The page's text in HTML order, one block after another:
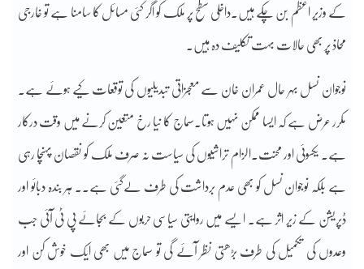
کے وزیر اعظم بن چکے ہیں۔داخلی سطح پر ملک کو اگر کئی مسائل کا سامنا ہے تو خارجی
محاذ پر بھی حالات بہت تکلیف دہ ہیں۔
نوجوان نسل بہر حال عمران خان سے معجزاتی تبدیلیوں کی توقعات کیے ہوئے ہے۔
مکرر عرض ہے کہ ایسا ممکن نہیں ہوتا۔سماج کا نیا رخ متعین کرنے میں وقت درکار
ہے۔ یکسوئی اور محنت۔الزام تراشیوں کی سیاست نہ صرف ملک کو نقصان پہنچا رہی
ہے بلکہ نوجوان نسل کو بھی عدم برداشت کی طرف لےگئی ہے۔۔ ہر بندہ دبائو اور
ڈپریشن کے زیر اثر ہے۔ ایسے میں روایتی سیاسی حربوں کے بجائے پی ٹی آئی جب
وعدوں کی تکمیل کی طرف بڑھتی نظر آئے گی تو سماج میں بھی ایک خوش کن اور